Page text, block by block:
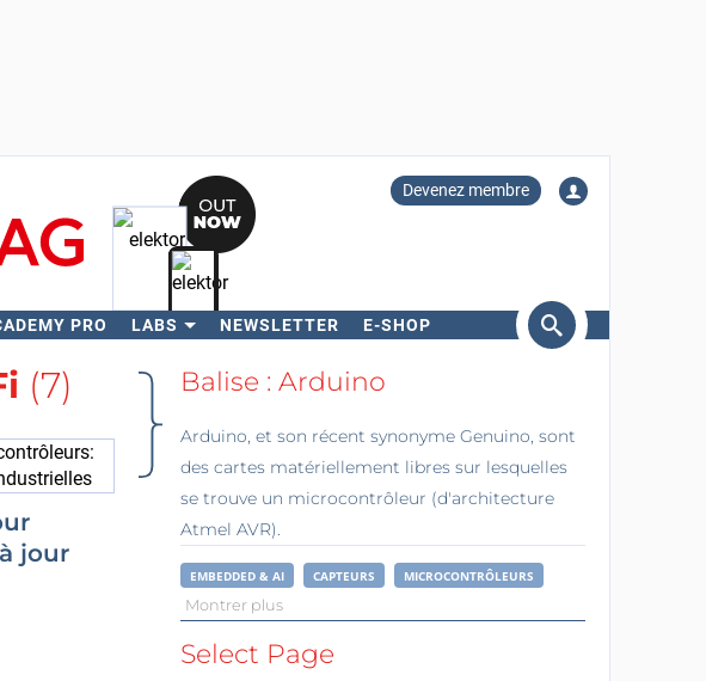
Devenez membre
PRO LABS NEWSLETTER E-SHOP
Rechercher
(7)
jour
Balise : Arduino
Arduino, et son récent synonyme Genuino, sont
des cartes matériellement libres sur lesquelles
se trouve un microcontrôleur (d'architecture
Atmel AVR).
EMBEDDED & AI CAPTEURS MICROCONTRÔLEURS
Montrer plus
Select Page